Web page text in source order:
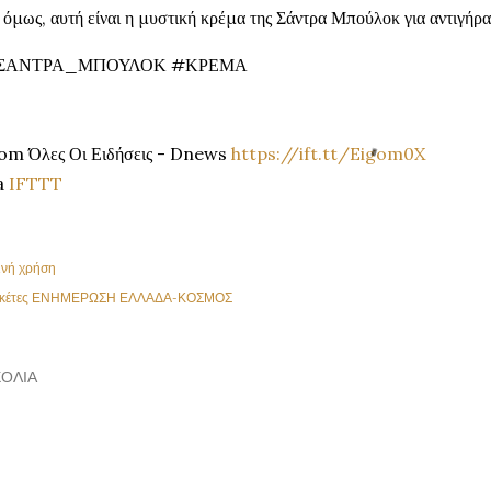
αυτή είναι η μυστική κρέμα της Σάντρα Μπούλοκ για
#ΚΡΕΜΑ
Όλες Οι Ειδήσεις - Dnews https://ift.tt/Eigom0X
IFTTT
χρήση
ΕΝΗΜΕΡΩΣΗ ΕΛΛΑΔΑ-ΚΟΣΜΟΣ